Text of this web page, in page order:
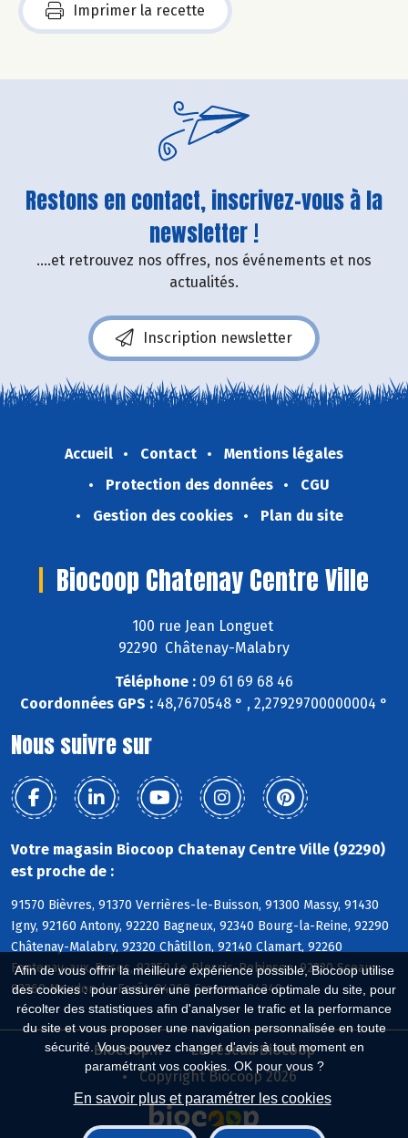
Afin de vous offrir la meilleure expérience possible, Biocoop utilise
des cookies : pour assurer une performance optimale du site, pour
récolter des statistiques afin d'analyser le trafic et la performance
du site et vous proposer une navigation personnalisée en toute
sécurité. Vous pouvez changer d'avis à tout moment en
paramétrant vos cookies. OK pour vous ?
En savoir plus et paramétrer les cookies
Imprimer la recette
Restons en contact, inscrivez-vous à la
newsletter !
....et retrouvez nos offres, nos événements et nos
actualités.
Inscription newsletter
Accueil Contact
Mentions légales
Protection des données
CGU
Gestion des cookies
Plan du site
Biocoop Chatenay Centre Ville
100 rue Jean Longuet
92290 Châtenay-Malabry
Téléphone : 09 61 69 68 46
Coordonnées GPS : 48,7670548 ° , 2,27929700000004 °
Nous suivre sur
Votre magasin Biocoop Chatenay Centre Ville (92290)
est proche de :
91570 Bièvres, 91370 Verrières-le-Buisson, 91300 Massy, 91430
Igny, 92160 Antony, 92220 Bagneux, 92340 Bourg-la-Reine, 92290
Châtenay-Malabry, 92320 Châtillon, 92140 Clamart, 92260
Fontenay-aux-Roses, 92350 Le Plessis-Robinson, 92330 Sceaux,
92360 Meudon-la-Forêt, 94260 Fresnes, 94240 L
Biocoop.fr
Le réseau Biocoop
Copyright Biocoop 2026